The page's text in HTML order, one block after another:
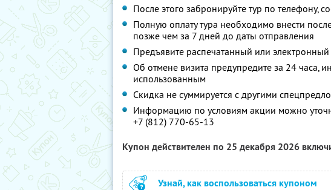
После этого забронируйте тур по телефону,
Полную оплату тура необходимо внести
позже чем за 7 дней до даты отправления
Предъявите распечатанный или
Об отмене визита предупредите за 24 часа,
использованным
Скидка не суммируется с другими
Информацию по условиям акции можно
+7 (812) 770-65-13
Купон действителен по 25 декабря 2026
Узнай, как воспользоваться купоном